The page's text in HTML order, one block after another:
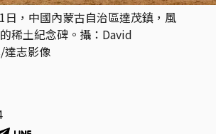
日，中國內蒙古自治區達茂鎮，風
稀土紀念碑。攝：David
達志影像